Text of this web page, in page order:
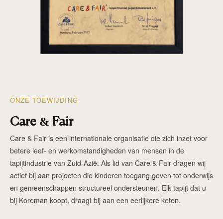
ONZE TOEWIJDING
Care & Fair
Care & Fair is een internationale organisatie die zich inzet voor
betere leef- en werkomstandigheden van mensen in de
tapijtindustrie van Zuid-Azië. Als lid van Care & Fair dragen wij
actief bij aan projecten die kinderen toegang geven tot onderwijs
en gemeenschappen structureel ondersteunen. Elk tapijt dat u
bij Koreman koopt, draagt bij aan een eerlijkere keten.